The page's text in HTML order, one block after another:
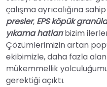
çalışma ayrıcalığına
presler, EPS köpük
yıkama hatlarıbizim
Çözümlerimizin artan
ekibimizle, daha fazla
mükemmellik
gerektiği açıktı.